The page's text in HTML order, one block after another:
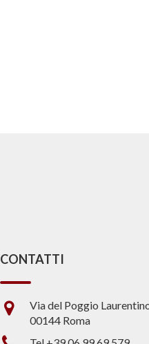
CONTATTI
Via del Poggio
00144 Roma